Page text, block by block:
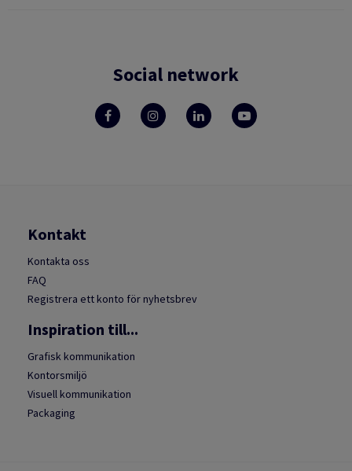
Social network
Kontakt
Kontakta oss
FAQ
Registrera ett konto för nyhetsbrev
Inspiration till...
Grafisk kommunikation
Kontorsmiljö
Visuell kommunikation
Packaging